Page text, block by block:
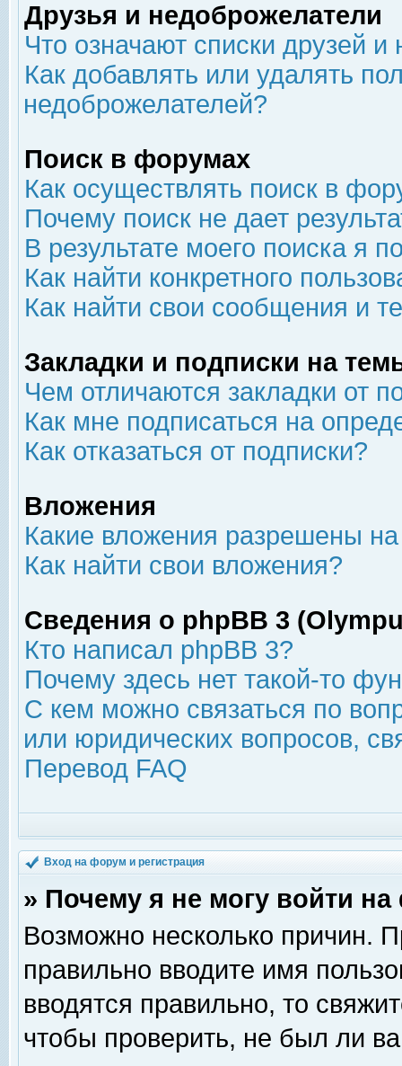
Друзья и недоброжелатели
Что означают списки друзей
Как добавлять или удалять
недоброжелателей?
Поиск в форумах
Как осуществлять поиск в
Почему поиск не дает
В результате моего поиска я
Как найти конкретного
Как найти свои сообщения и
Закладки и подписки на
Чем отличаются закладки от
Как мне подписаться на
Как отказаться от подписки?
Вложения
Какие вложения разрешены
Как найти свои вложения?
Сведения о phpBB 3
Кто написал phpBB 3?
Почему здесь нет такой-то
С кем можно связаться по
или юридических вопросов,
Перевод FAQ
Вход на форум и регистрация
» Почему я не могу войти
Возможно несколько причин.
правильно вводите имя
вводятся правильно, то
чтобы проверить, не был ли